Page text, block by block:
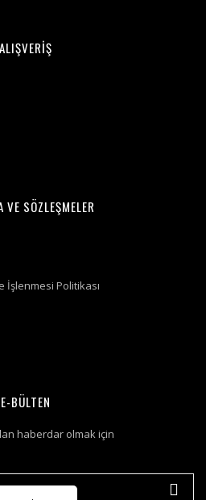
ALIŞVERİŞ
VE SÖZLEŞMELER
İşlenmesi Politikası
E-BÜLTEN
haberdar olmak için